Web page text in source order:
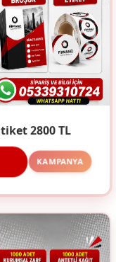
2800 TL
KAMPANYA